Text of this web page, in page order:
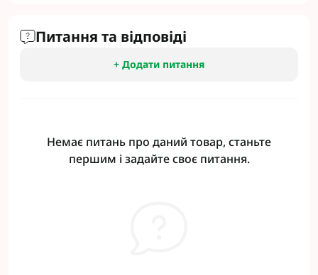
Питання та відповіді
+ Додати питання
Немає питань про даний товар, станьте
першим і задайте своє питання.